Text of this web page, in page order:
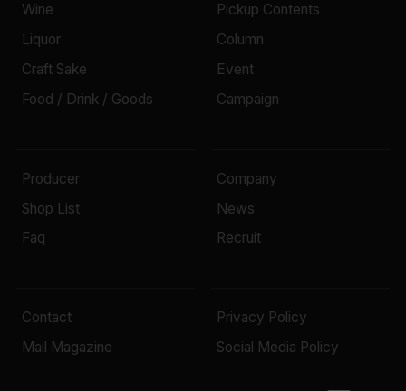
Wine
Liquor
Craft Sake
Food / Drink / Goods
Pickup Contents
Column
Event
Campaign
Producer
Shop List
Faq
Company
News
Recruit
Contact
Mail Magazine
Privacy Policy
Social Media Policy